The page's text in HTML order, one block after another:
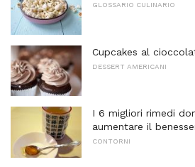
GLOSSARIO CULINARIO
Cupcakes al
DESSERT AMERICANI
I 6 migliori rimedi
aumentare il
CONTORNI